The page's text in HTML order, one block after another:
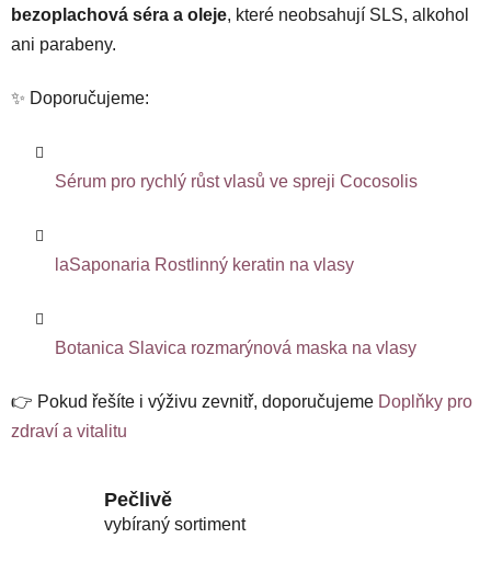
bezoplachová séra a oleje, které neobsahují SLS, alkohol
ani parabeny.
✨ Doporučujeme:
Sérum pro rychlý růst vlasů ve spreji Cocosolis
laSaponaria Rostlinný keratin na vlasy
Botanica Slavica rozmarýnová maska na vlasy
👉 Pokud řešíte i výživu zevnitř, doporučujeme Doplňky pro
zdraví a vitalitu
Pečlivě
vybíraný sortiment